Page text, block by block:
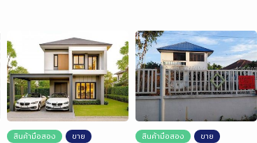
สินค้ามือสอง ขาย สินค้ามือสอง ขาย